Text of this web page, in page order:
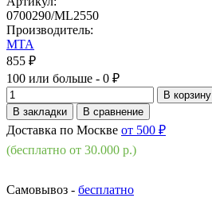
0700290/ML2550
Производитель:
MTA
855 ₽
100 или больше - 0 ₽
В корзину
В закладки
В сравнение
Доставка по Москве от 500 ₽
(бесплатно от 30.000 р.)
Самовывоз - бесплатно